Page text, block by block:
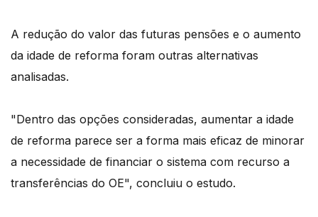
A redução do valor das futuras pensões e o aumento
da idade de reforma foram outras alternativas
analisadas.
"Dentro das opções consideradas, aumentar a idade
de reforma parece ser a forma mais eficaz de minorar
a necessidade de financiar o sistema com recurso a
transferências do OE", concluiu o estudo.